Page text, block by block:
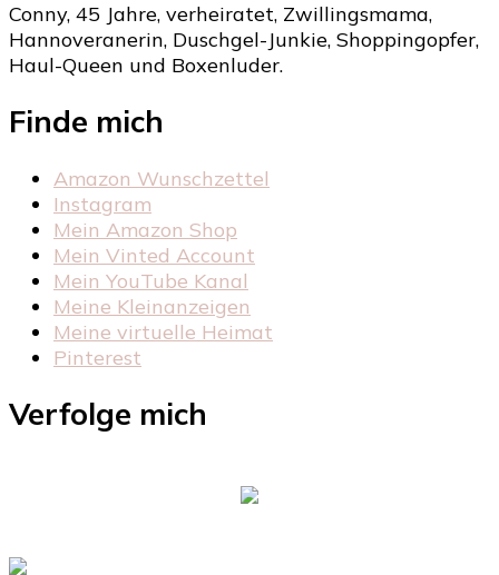
Conny, 45 Jahre, verheiratet, Zwillingsmama,
Hannoveranerin, Duschgel-Junkie, Shoppingopfer,
Haul-Queen und Boxenluder.
Finde mich
Amazon Wunschzettel
Instagram
Mein Amazon Shop
Mein Vinted Account
Mein YouTube Kanal
Meine Kleinanzeigen
Meine virtuelle Heimat
Pinterest
Verfolge mich